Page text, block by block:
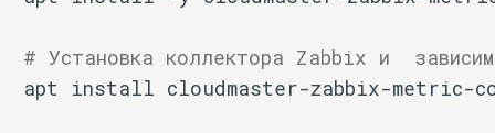
# Установка коллектора Zabbix и
apt
install